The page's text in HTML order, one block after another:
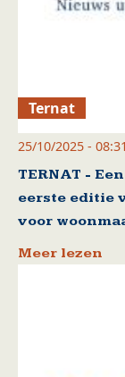
Ternat
25/10/2025 - 08:31
TERNAT -
eerste editie
voor
Meer lezen